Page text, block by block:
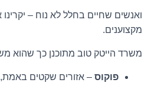
ואנשים שחיים בחלל לא נוח –
מקצוענים.
משרד הייטק טוב מתוכנן כך שהוא
פוקוס – אזורים שקטים